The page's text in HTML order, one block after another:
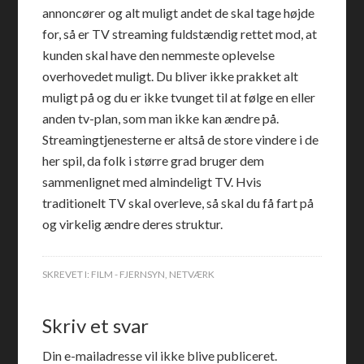
annoncører og alt muligt andet de skal tage højde
for, så er TV streaming fuldstændig rettet mod, at
kunden skal have den nemmeste oplevelse
overhovedet muligt. Du bliver ikke prakket alt
muligt på og du er ikke tvunget til at følge en eller
anden tv-plan, som man ikke kan ændre på.
Streamingtjenesterne er altså de store vindere i de
her spil, da folk i større grad bruger dem
sammenlignet med almindeligt TV. Hvis
traditionelt TV skal overleve, så skal du få fart på
og virkelig ændre deres struktur.
SKREVET I: FILM - FJERNSYN NETVÆRK
Skriv et svar
Din e-mailadresse vil ikke blive publiceret.